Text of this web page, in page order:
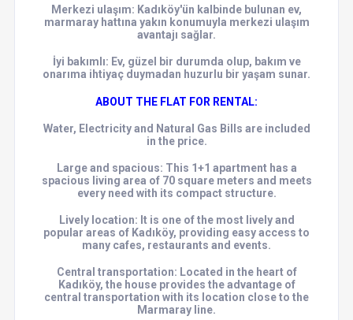
Merkezi ulaşım: Kadıköy'ün kalbinde bulunan ev,
marmaray hattına yakın konumuyla merkezi ulaşım
avantajı sağlar.
İyi bakımlı: Ev, güzel bir durumda olup, bakım ve
onarıma ihtiyaç duymadan huzurlu bir yaşam sunar.
ABOUT THE FLAT FOR RENTAL:
Water, Electricity and Natural Gas Bills are included
in the price.
Large and spacious: This 1+1 apartment has a
spacious living area of 70 square meters and meets
every need with its compact structure.
Lively location: It is one of the most lively and
popular areas of Kadıköy, providing easy access to
many cafes, restaurants and events.
Central transportation: Located in the heart of
Kadıköy, the house provides the advantage of
central transportation with its location close to the
Marmaray line.